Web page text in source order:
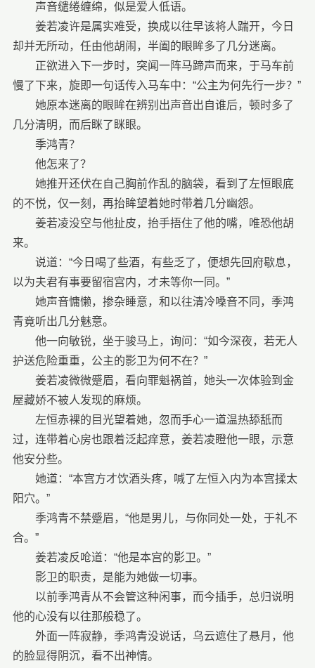
声音缱绻缠绵，似是爱人低语。
姜若凌许是属实难受，换成以往早该将人踹开，今日
却并无所动，任由他胡闹，半阖的眼眸多了几分迷离。
正欲进入下一步时，突闻一阵马蹄声而来，于马车前
慢了下来，旋即一句话传入马车中：“公主为何先行一步？”
她原本迷离的眼眸在辨别出声音出自谁后，顿时多了
几分清明，而后眯了眯眼。
季鸿青？
他怎来了？
她推开还伏在自己胸前作乱的脑袋，看到了左恒眼底
的不悦，仅一刻，再抬眸望着她时带着几分幽怨。
姜若凌没空与他扯皮，抬手捂住了他的嘴，唯恐他胡
来。
说道：“今日喝了些酒，有些乏了，便想先回府歇息，
以为夫君有事要留宿宫内，才未等你一同。”
她声音慵懒，掺杂睡意，和以往清冷嗓音不同，季鸿
青竟听出几分魅意。
他一向敏锐，坐于骏马上，询问：“如今深夜，若无人
护送危险重重，公主的影卫为何不在？”
姜若凌微微蹙眉，看向罪魁祸首，她头一次体验到金
屋藏娇不被人发现的麻烦。
左恒赤裸的目光望着她，忽而手心一道温热舔舐而
过，连带着心房也跟着泛起痒意，姜若凌瞪他一眼，示意
他安分些。
她道：“本宫方才饮酒头疼，喊了左恒入内为本宫揉太
阳穴。”
季鸿青不禁蹙眉，“他是男儿，与你同处一处，于礼不
合。”
姜若凌反呛道：“他是本宫的影卫。”
影卫的职责，是能为她做一切事。
以前季鸿青从不会管这种闲事，而今插手，总归说明
他的心没有以往那般稳了。
外面一阵寂静，季鸿青没说话，乌云遮住了悬月，他
的脸显得阴沉，看不出神情。